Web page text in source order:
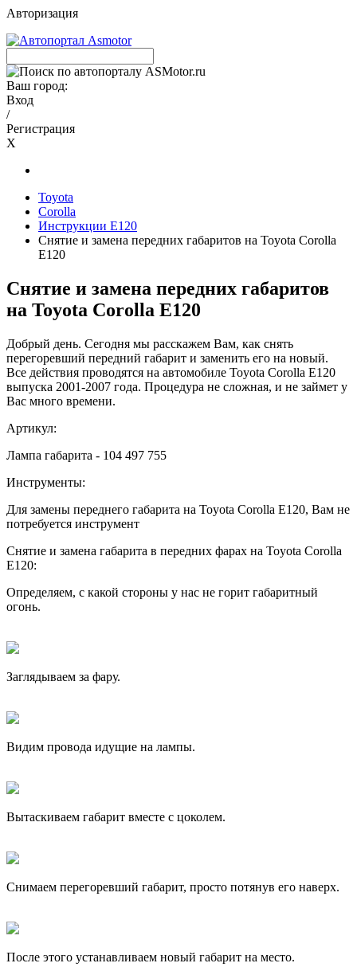
Авторизация
Ваш город:
Вход
/
Регистрация
X
Toyota
Corolla
Инструкции E120
Снятие и замена передних габаритов на Toyota Corolla
E120
Снятие и замена передних габаритов
на Toyota Corolla E120
Добрый день. Сегодня мы расскажем Вам, как снять
перегоревший передний габарит и заменить его на новый.
Все действия проводятся на автомобиле Toyota Corolla E120
выпуска 2001-2007 года. Процедура не сложная, и не займет у
Вас много времени.
Артикул:
Лампа габарита - 104 497 755
Инструменты:
Для замены переднего габарита на Toyota Corolla E120, Вам не
потребуется инструмент
Снятие и замена габарита в передних фарах на Toyota Corolla
E120:
Определяем, с какой стороны у нас не горит габаритный
огонь.
Заглядываем за фару.
Видим провода идущие на лампы.
Вытаскиваем габарит вместе с цоколем.
Снимаем перегоревший габарит, просто потянув его наверх.
После этого устанавливаем новый габарит на место.